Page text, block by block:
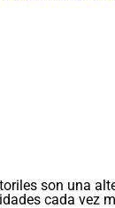
son una
cada vez